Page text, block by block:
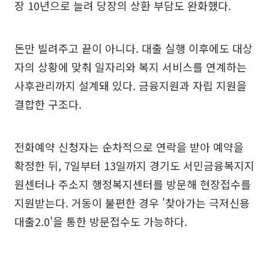
장 10년으로 늘려 당장의 상환 부담도 완화했다.
돈만 빌려주고 끝이 아니다. 대출 실행 이후에도 대상
자의 상황에 맞춰 일자리와 복지 서비스를 연계하는
사후관리까지 설계돼 있다. 금융지원과 자립 지원을
결합한 구조다.
전화예약 신청자는 순차적으로 연락을 받아 예약을
확정한 뒤, 7일부터 13일까지 경기도 서민금융복지지
원센터나 주소지 행정복지센터를 방문해 현장접수를
지원받는다. 거동이 불편한 경우 '찾아가는 극저신용
대출2.0'을 통한 방문접수도 가능하다.